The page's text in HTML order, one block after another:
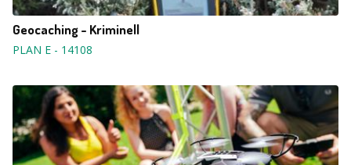
Geocaching - Kriminell
PLAN E - 14108